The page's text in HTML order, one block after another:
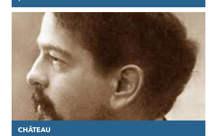
CHÂTEAU